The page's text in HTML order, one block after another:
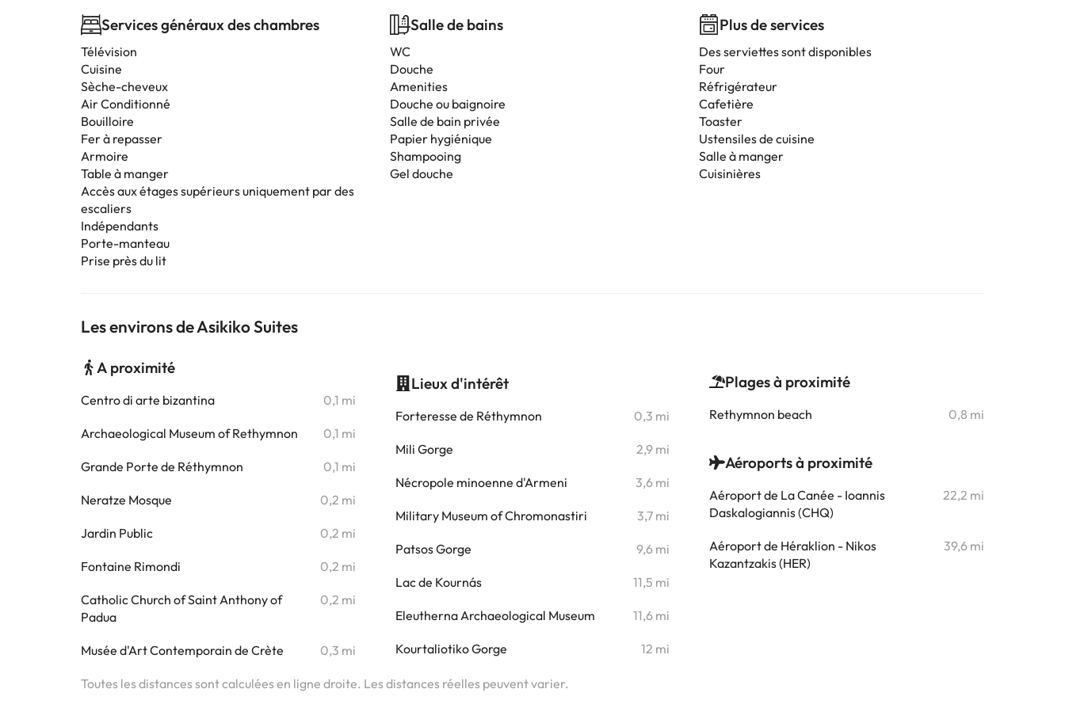
Services généraux des chambres
Télévision
Cuisine
Sèche-cheveux
Air Conditionné
Bouilloire
Fer à repasser
Armoire
Table à manger
Accès aux étages supérieurs uniquement par des
escaliers
Indépendants
Porte-manteau
Prise près du lit
Salle de bains
WC
Douche
Amenities
Douche ou baignoire
Salle de bain privée
Papier hygiénique
Shampooing
Gel douche
Plus de services
Des serviettes sont disponibles
Four
Réfrigérateur
Cafetière
Toaster
Ustensiles de cuisine
Salle à manger
Cuisinières
Les environs de Asikiko Suites
A proximité
Centro di arte bizantina 0,1 mi
Archaeological Museum of Rethymnon 0,1 mi
Grande Porte de Réthymnon 0,1 mi
Neratze Mosque 0,2 mi
Jardin Public 0,2 mi
Fontaine Rimondi 0,2 mi
Catholic Church of Saint Anthony of
Padua
0,2 mi
Musée d'Art Contemporain de Crète 0,3 mi
Lieux d'intérêt
Forteresse de Réthymnon 0,3 mi
Mili Gorge 2,9 mi
Nécropole minoenne d'Armeni 3,6 mi
Military Museum of Chromonastiri 3,7 mi
Patsos Gorge 9,6 mi
Lac de Kournás 11,5 mi
Eleutherna Archaeological Museum 11,6 mi
Kourtaliotiko Gorge 12 mi
Plages à proximité
Rethymnon beach 0,8 mi
Aéroports à proximité
Aéroport de La Canée - Ioannis
Daskalogiannis (CHQ)
22,2 mi
Aéroport de Héraklion - Nikos
Kazantzakis (HER)
39,6 mi
Toutes les distances sont calculées en ligne droite. Les distances réelles peuvent varier.